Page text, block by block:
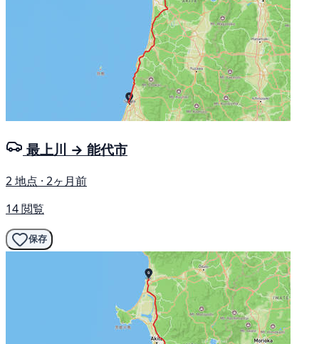
最上川 → 能代市
2 地点 · 2ヶ月前
14 閲覧
保存